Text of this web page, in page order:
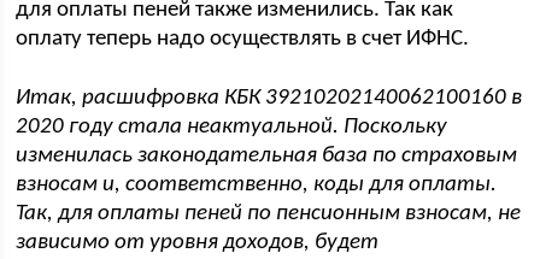
для оплаты пеней также изменились. Так как
оплату теперь надо осуществлять в счет ИФНС.
Итак, расшифровка КБК 39210202140062100160 в
2020 году стала неактуальной. Поскольку
изменилась законодательная база по страховым
взносам и, соответственно, коды для оплаты.
Так, для оплаты пеней по пенсионным взносам, не
зависимо от уровня доходов, будет